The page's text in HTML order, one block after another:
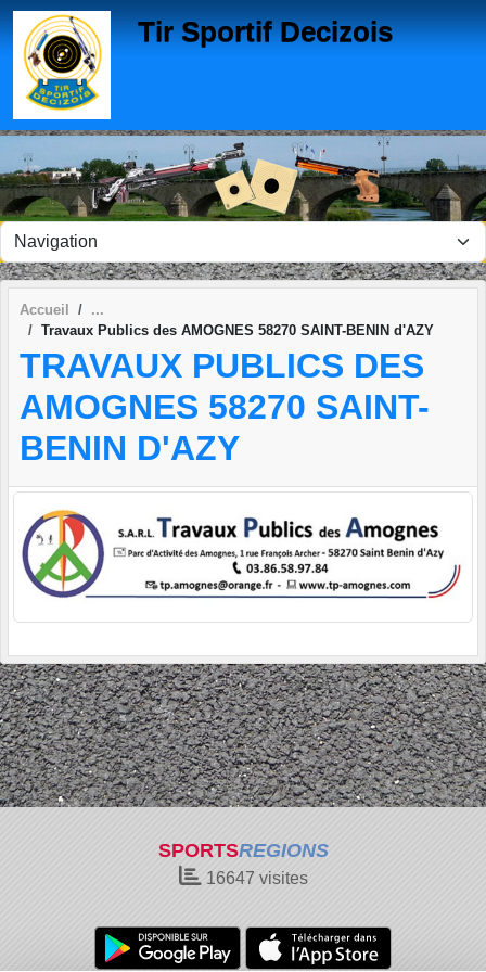
Tir Sportif Decizois
Accueil
Travaux Publics des AMOGNES 58270 SAINT-BENIN d'AZY
TRAVAUX PUBLICS DES
AMOGNES 58270 SAINT-
BENIN D'AZY
SPORTSREGIONS
16647 visites
Panneau de gestion des cookies